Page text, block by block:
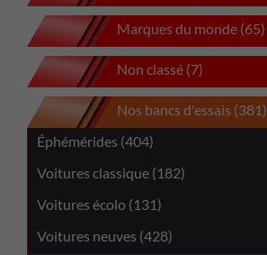
Marques du monde (65)
Non classé (7)
Nos bancs d'essais (381)
Éphémérides (404)
Voitures classique (182)
Voitures écolo (131)
Voitures neuves (428)